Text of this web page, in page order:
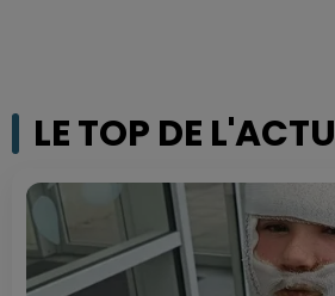
LE TOP DE L'ACTU